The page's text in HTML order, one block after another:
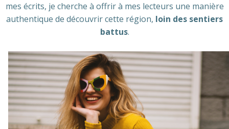
mes écrits, je cherche à offrir à mes lecteurs une manière
authentique de découvrir cette région, loin des sentiers
battus.